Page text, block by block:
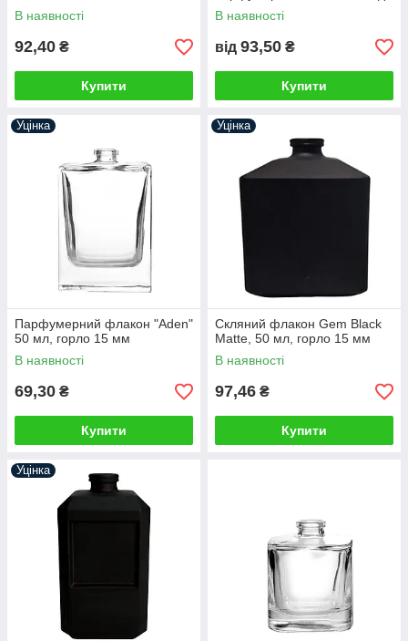
В наявності
92,40 ₴
Купити
самозасувку та
завальцювання 15 мм
В наявності
від 93,50 ₴
Купити
Уцінка
Парфумерний флакон "Aden"
50 мл, горло 15 мм
В наявності
69,30 ₴
Купити
Уцінка
Скляний флакон Gem Black
Matte, 50 мл, горло 15 мм
В наявності
97,46 ₴
Купити
Уцінка